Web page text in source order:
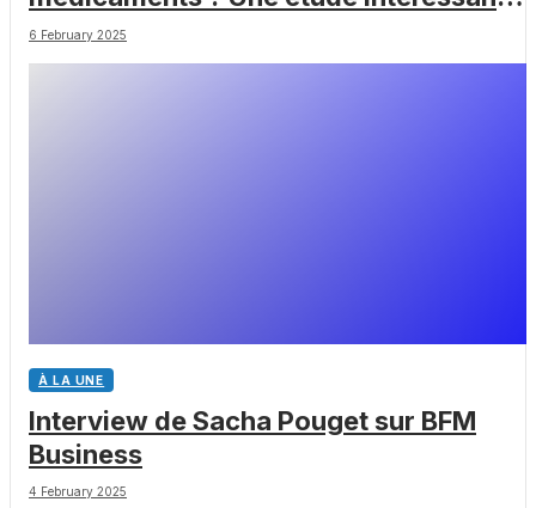
chez les Big Pharmas
6 February 2025
À LA UNE
Interview de Sacha Pouget sur BFM
Business
4 February 2025